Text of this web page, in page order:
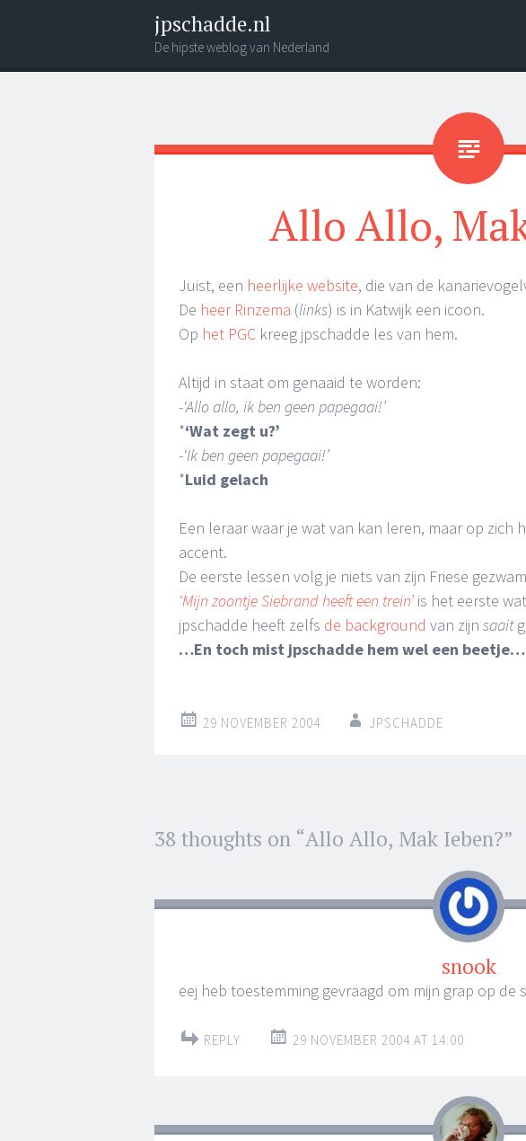
jpschadde.nl
De hipste weblog van Nederland
Menu
Social Links
Search
Allo Allo,
Juist, een heerlijke website, die van de
De heer Rinzema (links) is in Katwijk een icoon.
Op het PGC kreeg jpschadde les van hem.
Altijd in staat om genaaid te worden:
-‘Allo allo, ik ben geen papegaai!’
*‘Wat zegt u?’
-‘Ik ben geen papegaai!’
*Luid gelach
Een leraar waar je wat van kan leren, maar op zich
accent.
De eerste lessen volg je niets van zijn Friese
‘Mijn zoontje Siebrand heeft een trein’is het eerste
jpschadde heeft zelfs de background van zijn saait
…En toch mist jpschadde hem wel een beetje…
29 NOVEMBER 2004 JPSCHADDE
Post navigation
←
→
38 thoughts on “Allo Allo, Mak Ieben?”
snook
eej heb toestemming gevraagd om mijn grap op de
REPLY 29 NOVEMBER 2004 AT 14:00